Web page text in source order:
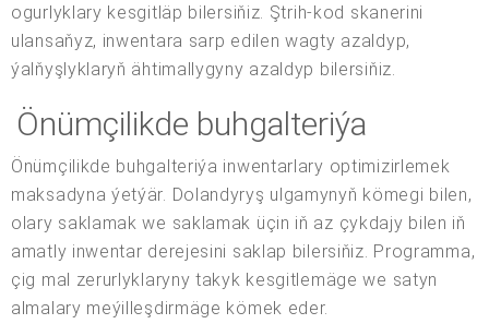
ogurlyklary kesgitläp bilersiňiz. Ştrih-kod skanerini
ulansaňyz, inwentara sarp edilen wagty azaldyp,
ýalňyşlyklaryň ähtimallygyny azaldyp bilersiňiz.
Önümçilikde buhgalteriýa
Önümçilikde buhgalteriýa inwentarlary optimizirlemek
maksadyna ýetýär. Dolandyryş ulgamynyň kömegi bilen,
olary saklamak we saklamak üçin iň az çykdajy bilen iň
amatly inwentar derejesini saklap bilersiňiz. Programma,
çig mal zerurlyklaryny takyk kesgitlemäge we satyn
almalary meýilleşdirmäge kömek eder.